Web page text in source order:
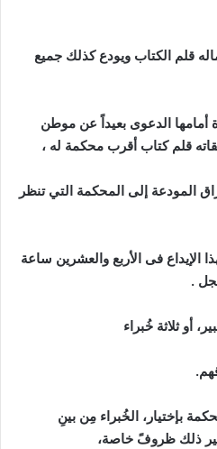
قلم الكتاب ويودع كذلك جميع
أمامها الدعوى بعيداً عن موطن
قلم كتاب أقرب محكمة له ،
المودعة إلى المحكمة التي تنظر
الإيداع فى الأربع والعشرين ساعة
.
أو ثلاثة خُبراء
بإختيار، الخُبراء مِن بينِ
ذلك ظروفً خاصة،